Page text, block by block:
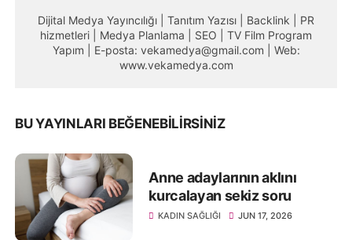
Dijital Medya Yayıncılığı | Tanıtım Yazısı | Backlink | PR
hizmetleri | Medya Planlama | SEO | TV Film Program
Yapım | E-posta: vekamedya@gmail.com | Web:
www.vekamedya.com
BU YAYINLARI BEĞENEBILIRSINIZ
Anne adaylarının aklını
kurcalayan sekiz soru
KADIN SAĞLIĞI JUN 17, 2026